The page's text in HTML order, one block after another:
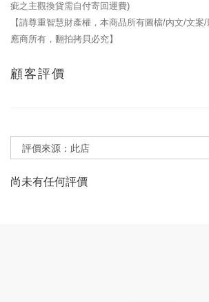
疵之主觀換貨需自付寄回運費)
【請尊重智慧財產權，本商品所有圖檔/內文/文
應商所有，翻拍拷貝必究】
顧客評價
尚未有任何評價